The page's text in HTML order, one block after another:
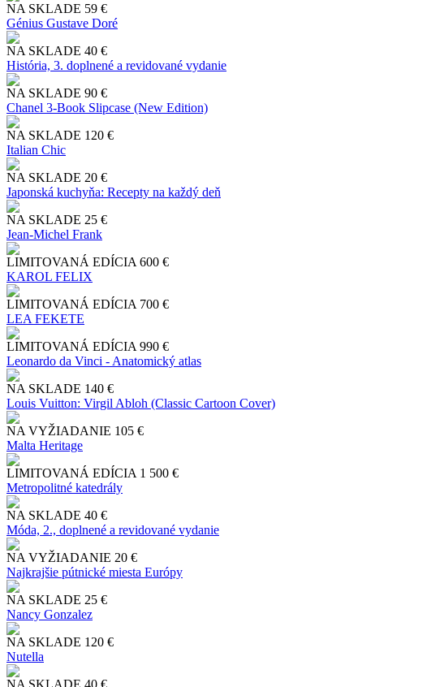
NA SKLADE 59 €
Génius Gustave Doré
NA SKLADE 40 €
História, 3. doplnené a revidované vydanie
NA SKLADE 90 €
Chanel 3-Book Slipcase (New Edition)
NA SKLADE 120 €
Italian Chic
NA SKLADE 20 €
Japonská kuchyňa: Recepty na každý deň
NA SKLADE 25 €
Jean-Michel Frank
LIMITOVANÁ EDÍCIA 600 €
KAROL FELIX
LIMITOVANÁ EDÍCIA 700 €
LEA FEKETE
LIMITOVANÁ EDÍCIA 990 €
Leonardo da Vinci - Anatomický atlas
NA SKLADE 140 €
Louis Vuitton: Virgil Abloh (Classic Cartoon Cover)
NA VYŽIADANIE 105 €
Malta Heritage
LIMITOVANÁ EDÍCIA 1 500 €
Metropolitné katedrály
NA SKLADE 40 €
Móda, 2., doplnené a revidované vydanie
NA VYŽIADANIE 20 €
Najkrajšie pútnické miesta Európy
NA SKLADE 25 €
Nancy Gonzalez
NA SKLADE 120 €
Nutella
NA SKLADE 40 €